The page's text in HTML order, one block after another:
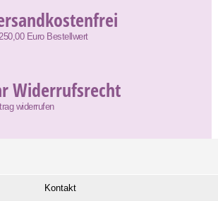
Euro Bestellwert
Widerrufsrecht
widerrufen
Kontakt